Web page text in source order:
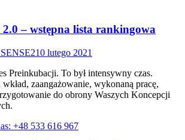
– wstępna lista rankingowa
SENSE210 lutego 2021
Preinkubacji. To był intensywny czas.
zaangażowanie, wykonaną pracę,
do obrony Waszych Koncepcji
+48 533 616 967